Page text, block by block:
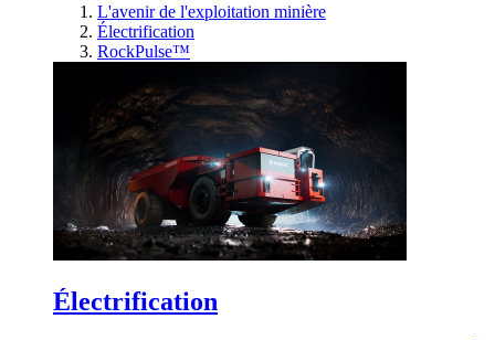
L'avenir de l'exploitation minière
Électrification
RockPulse™
Électrification